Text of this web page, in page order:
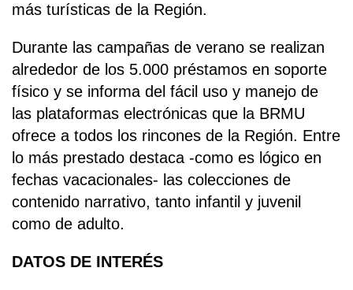
más turísticas de la Región.
Durante las campañas de verano se realizan
alrededor de los 5.000 préstamos en soporte
físico y se informa del fácil uso y manejo de
las plataformas electrónicas que la BRMU
ofrece a todos los rincones de la Región. Entre
lo más prestado destaca -como es lógico en
fechas vacacionales- las colecciones de
contenido narrativo, tanto infantil y juvenil
como de adulto.
DATOS DE INTERÉS